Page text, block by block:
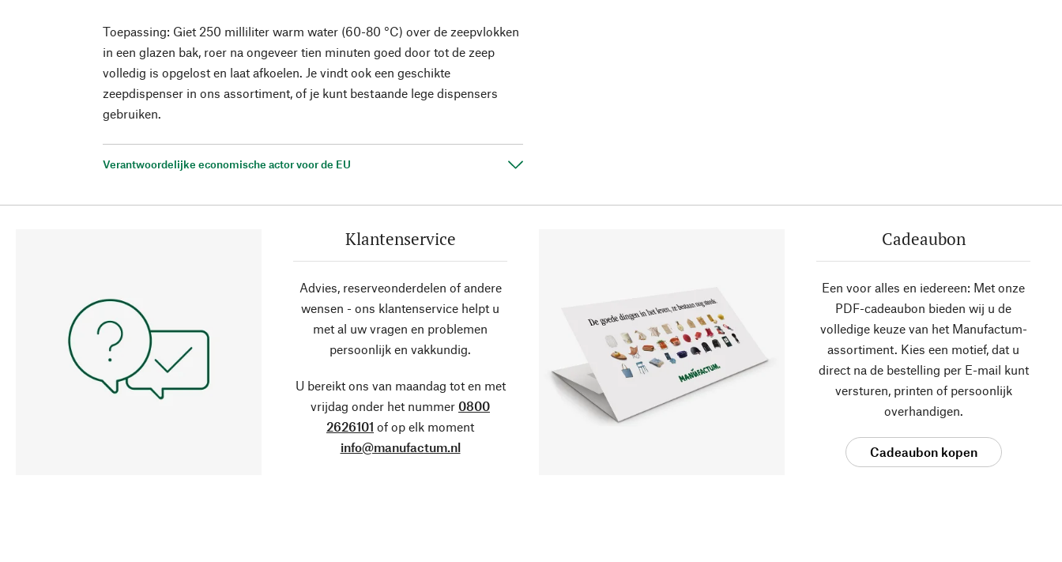
Toepassing: Giet 250 milliliter warm water (60-80 °C) over de zeepvlokken
in een glazen bak, roer na ongeveer tien minuten goed door tot de zeep
volledig is opgelost en laat afkoelen. Je vindt ook een geschikte
zeepdispenser in ons assortiment, of je kunt bestaande lege dispensers
gebruiken.
Verantwoordelijke economische actor voor de EU
Klantenservice
Advies, reserveonderdelen of andere
wensen - ons klantenservice helpt u
met al uw vragen en problemen
persoonlijk en vakkundig.
U bereikt ons van maandag tot en met
vrijdag onder het nummer 0800
2626101 of op elk moment
info@manufactum.nl
Cadeaubon
Een voor alles en iedereen: Met onze
PDF-cadeaubon bieden wij u de
volledige keuze van het Manufactum-
assortiment. Kies een motief, dat u
direct na de bestelling per E-mail kunt
versturen, printen of persoonlijk
overhandigen.
Cadeaubon kopen